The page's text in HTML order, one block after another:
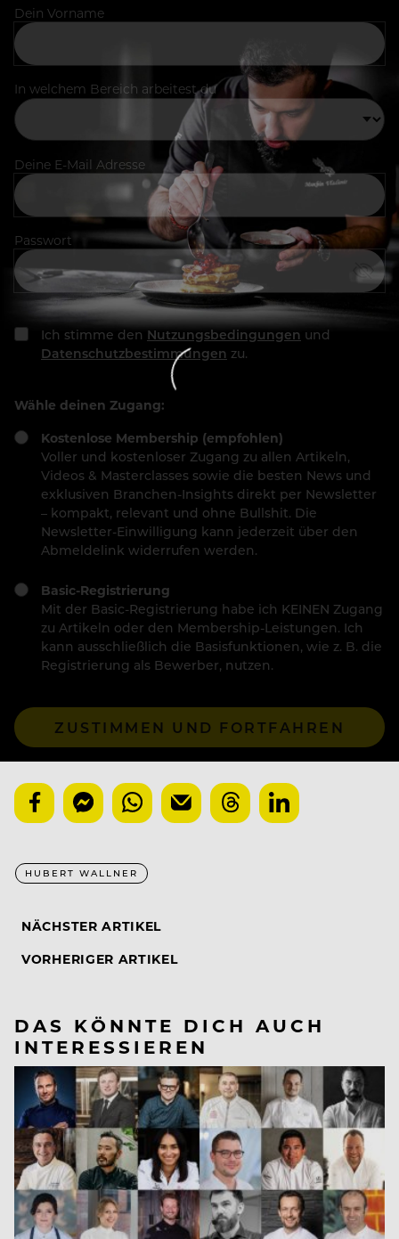
Dein Vorname
In welchem Bereich arbeitest du
Deine E-Mail Adresse
Passwort
Ich stimme den Nutzungsbedingungen und
Datenschutzbestimmungen zu.
Wähle deinen Zugang:
Kostenlose Membership (empfohlen)
Voller und kostenloser Zugang zu allen Artikeln,
Videos & Masterclasses sowie die besten News und
exklusiven Branchen-Insights direkt per Newsletter
– kompakt, relevant und ohne Bullshit. Die
Newsletter-Einwilligung kann jederzeit über den
Abmeldelink widerrufen werden.
Basic-Registrierung
Mit der Basic-Registrierung habe ich KEINEN Zugang
zu Artikeln oder den Membership-Leistungen. Ich
kann ausschließlich die Basisfunktionen, wie z. B. die
Registrierung als Bewerber, nutzen.
ZUSTIMMEN UND FORTFAHREN
HUBERT WALLNER
NÄCHSTER ARTIKEL
VORHERIGER ARTIKEL
DAS KÖNNTE DICH AUCH
INTERESSIEREN